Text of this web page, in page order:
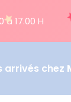
à 17.00 H
arrivés chez